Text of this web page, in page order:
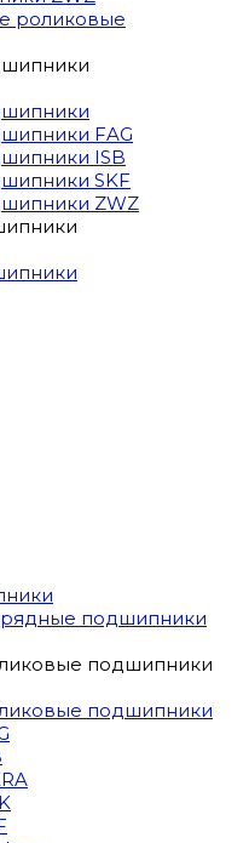
роликовые
FAG
ISB
SKF
ZWZ
подшипники
подшипники
подшипники